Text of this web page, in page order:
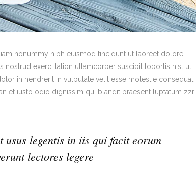
nonummy nibh euismod tincidunt ut laoreet dolore
nostrud exerci tation ullamcorper suscipit lobortis nisl ut
in hendrerit in vulputate velit esse molestie consequat,
et iusto odio dignissim qui blandit praesent luptatum zzril
usus legentis in iis qui facit eorum
lectores legere